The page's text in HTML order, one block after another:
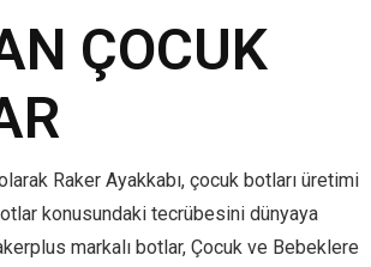
ÇOCUK
Raker Ayakkabı, çocuk botları üretimi
konusundaki tecrübesini dünyaya
markalı botlar, Çocuk ve Bebeklere